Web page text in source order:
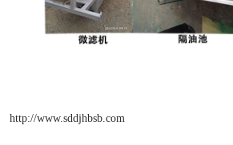
http://www.sddjhbsb.com